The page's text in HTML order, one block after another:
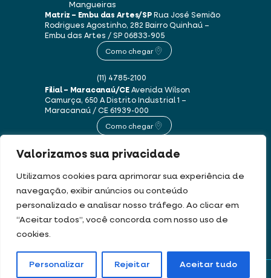
Valorizamos sua privacidade
Utilizamos cookies para aprimorar sua experiência de
navegação, exibir anúncios ou conteúdo
personalizado e analisar nosso tráfego. Ao clicar em
“Aceitar todos”, você concorda com nosso uso de
cookies.
Personalizar Rejeitar Aceitar tudo
Portal de boletos
Mangueiras
Matriz – Embu das Artes/SPRua José Semião
Rodrigues Agostinho, 282 Bairro Quinhaú –
Embu das Artes / SP06833-905
Como chegar
(11) 4785-2100
Filial – Maracanaú/CEAvenida Wilson
Camurça, 650 ADistrito Industrial 1 –
Maracanaú / CE61939-000
Como chegar
(85) 3250-1235
Este site usa cookies e dados pessoais de acordo com os nossos Termos de Uso e